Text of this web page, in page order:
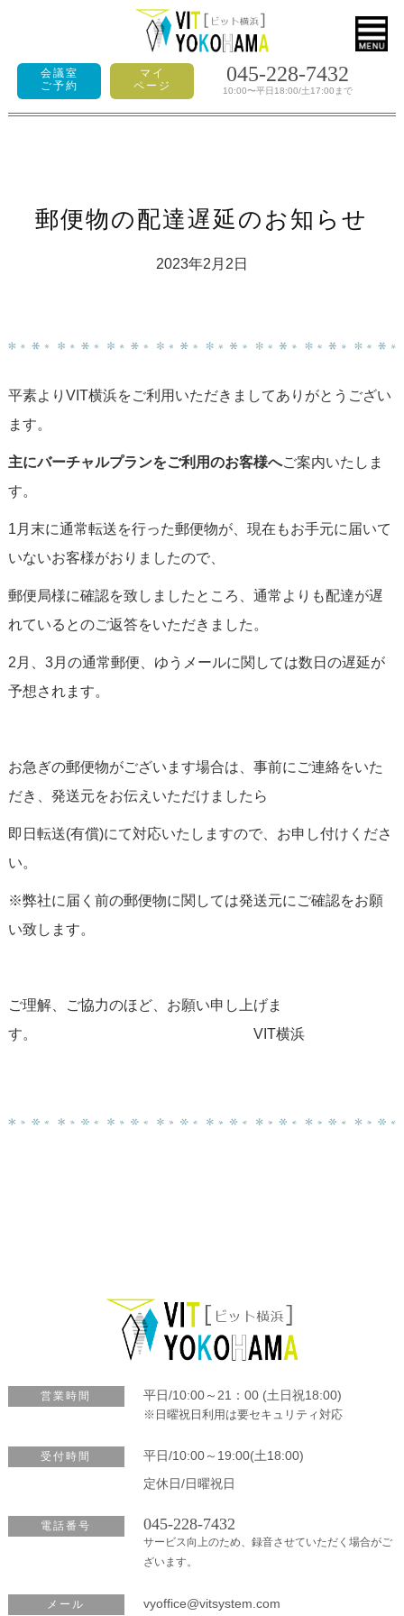
会議室
ご予約
マイ
ページ
045-228-7432
10:00〜平日18:00/土17:00まで
郵便物の配達遅延のお知らせ
2023年2月2日
平素よりVIT横浜をご利用いただきましてありがとうござい
ます。
主にバーチャルプランをご利用のお客様へご案内いたしま
す。
1月末に通常転送を行った郵便物が、現在もお手元に届いて
いないお客様がおりましたので、
郵便局様に確認を致しましたところ、通常よりも配達が遅
れているとのご返答をいただきました。
2月、3月の通常郵便、ゆうメールに関しては数日の遅延が
予想されます。
お急ぎの郵便物がございます場合は、事前にご連絡をいた
だき、発送元をお伝えいただけましたら
即日転送(有償)にて対応いたしますので、お申し付けくださ
い。
※弊社に届く前の郵便物に関しては発送元にご確認をお願
い致します。
ご理解、ご協力のほど、お願い申し上げま
す。 VIT横浜
営業時間 平日/10:00～21：00 (土日祝18:00)
※日曜祝日利用は要セキュリティ対応
受付時間
平日/10:00～19:00(土18:00)
定休日/日曜祝日
電話番号 045-228-7432
サービス向上のため、録音させていただく場合がご
ざいます。
メール vyoffice@vitsystem.com